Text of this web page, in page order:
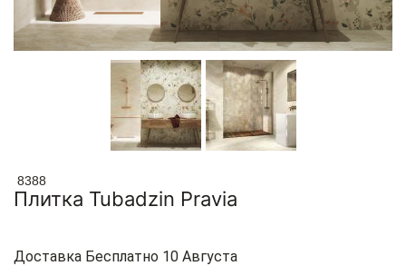
8388
Плитка Tubadzin Pravia
Доставка Бесплатно 10 Августа